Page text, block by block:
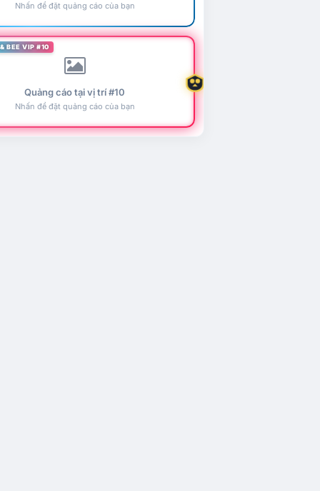
Nhấn để đặt quảng cáo của bạn
BEE VIP #10
Quảng cáo tại vị trí #10
Nhấn để đặt quảng cáo của bạn